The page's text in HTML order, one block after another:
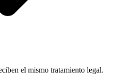
el mismo tratamiento legal.